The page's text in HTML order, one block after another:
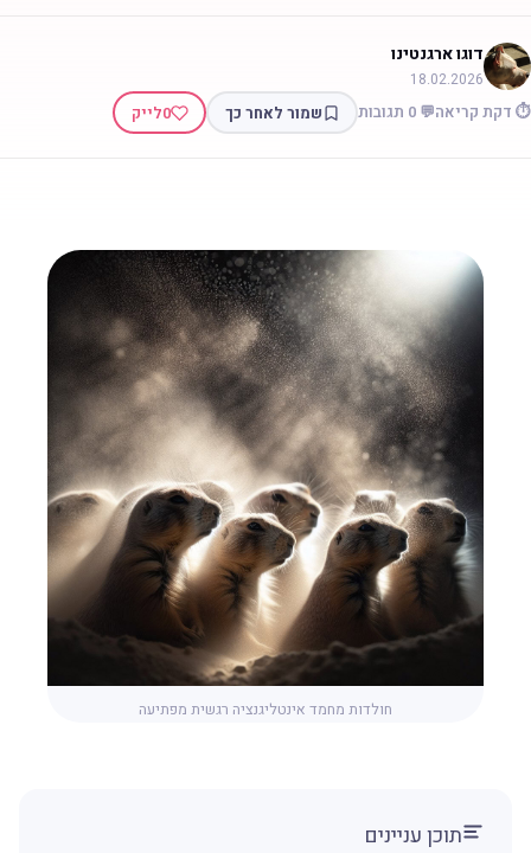
דוגו ארגנטינו
18.02.2026
דקת קריאה💬 0 תגובות שמור לאחר כך 0לייק
חולדות מחמד אינטליגנציה רגשית מפתיעה
תוכן עניינים